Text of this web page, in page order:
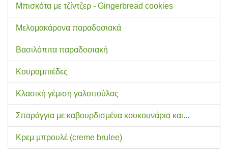
Μπισκότα με τζίντζερ - Gingerbread cookies
Μελομακάρονα παραδοσιακά
Βασιλόπιτα παραδοσιακή
Κουραμπιέδες
Κλασική γέμιση γαλοπούλας
Σπαράγγια με καβουρδισμένα κουκουνάρια και...
Κρεμ μπρουλέ (creme brulee)